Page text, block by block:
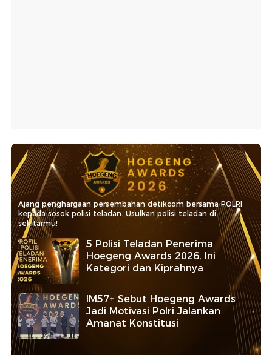
Ajang penghargaan persembahan detikcom bersama POLRI
kepada sosok polisi teladan. Usulkan polisi teladan di
sekitarmu!
5 Polisi Teladan Penerima
Hoegeng Awards 2026, Ini
Kategori dan Kiprahnya
IM57+ Sebut Hoegeng Awards
Jadi Motivasi Polri Jalankan
Amanat Konstitusi